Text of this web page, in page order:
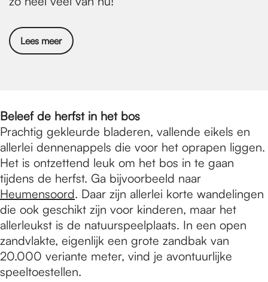
Lees meer
Beleef de herfst in het bos
Prachtig gekleurde bladeren, vallende eikels en
allerlei dennenappels die voor het oprapen liggen.
Het is ontzettend leuk om het bos in te gaan
tijdens de herfst. Ga bijvoorbeeld naar
Heumensoord. Daar zijn allerlei korte wandelingen
die ook geschikt zijn voor kinderen, maar het
allerleukst is de natuurspeelplaats. In een open
zandvlakte, eigenlijk een grote zandbak van
20.000 veriante meter, vind je avontuurlijke
speeltoestellen.